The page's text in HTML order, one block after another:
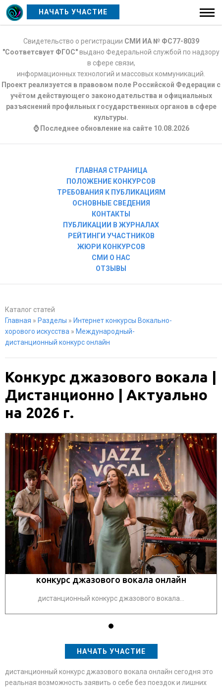
НАЧАТЬ УЧАСТИЕ
Свидетельство о регистрации СМИ ИА № ФС77-8039
"Соответсвует ФГОС"выдано Федеральной службой по надзору
в сфере связи,
информационных технологий и массовых коммуникаций.
Проект реализуется в правовом поле Российской Федерации с
учётом действующего законодательства и официальных
разъяснений профильных государственных органов в сфере
культуры.
⌚ Последнее обновление на сайте 10.08.2026
ГЛАВНАЯ СТРАНИЦА
ПОЛОЖЕНИЕ КОНКУРСОВ
ТРЕБОВАНИЯ К ПУБЛИКАЦИЯМ
ОСНОВНЫЕ СВЕДЕНИЯ
КОНТАКТЫ
ПУБЛИКАЦИИ В ЖУРНАЛАХ
РЕЙТИНГИ УЧАСТНИКОВ
ЖЮРИ КОНКУРСОВ
СМИ О НАС
ОТЗЫВЫ
Каталог статей
Главная » Разделы » Интернет конкурсы Вокально-
хорового искусства » Международный-
дистанционный конкурс онлайн
Конкурс джазового вокала |
Дистанционно | Актуально
на 2026 г.
конкурс джазового вокала онлайн
дистанционный конкурс джазового вокала...
НАЧАТЬ УЧАСТИЕ
дистанционный конкурс джазового вокала онлайн сегодня это
реальная возможность заявить о себе без поездок и лишних